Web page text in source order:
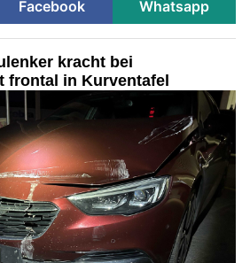
Facebook Whatsapp
kracht bei
frontal in Kurventafel